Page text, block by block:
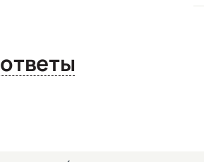
Вопросы и ответы